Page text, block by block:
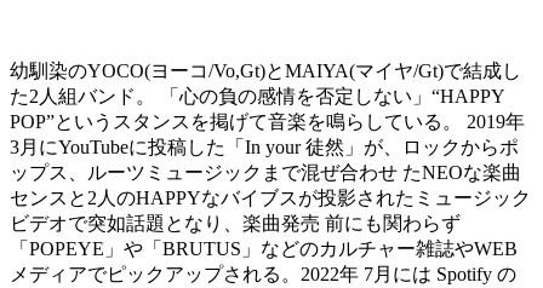
幼馴染のYOCO(ヨーコ/Vo,Gt)とMAIYA(マイヤ/Gt)で結成し
た2人組バンド。 「心の負の感情を否定しない」“HAPPY
POP”というスタンスを掲げて音楽を鳴らしている。 2019年
3月にYouTubeに投稿した「In your 徒然」が、ロックからポ
ップス、ルーツミュージックまで混ぜ合わせ たNEOな楽曲
センスと2人のHAPPYなバイブスが投影されたミュージック
ビデオで突如話題となり、楽曲発売 前にも関わらず
「POPEYE」や「BRUTUS」などのカルチャー雑誌やWEB
メディアでピックアップされる。2022年 7月には Spotify の